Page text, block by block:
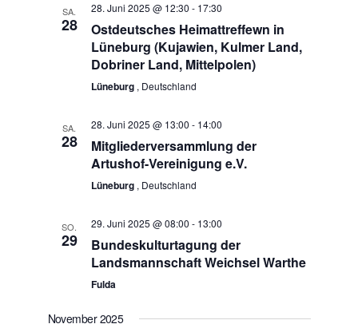
SA.
28
28. Juni 2025 @ 12:30 - 17:30
Ostdeutsches Heimattreffewn in
Lüneburg (Kujawien, Kulmer Land,
Dobriner Land, Mittelpolen)
Lüneburg , Deutschland
SA.
28
28. Juni 2025 @ 13:00 - 14:00
Mitgliederversammlung der
Artushof-Vereinigung e.V.
Lüneburg , Deutschland
SO.
29
29. Juni 2025 @ 08:00 - 13:00
Bundeskulturtagung der
Landsmannschaft Weichsel Warthe
Fulda
November 2025